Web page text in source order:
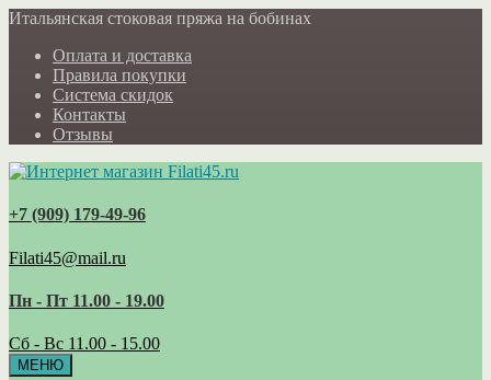
Итальянская стоковая пряжа на бобинах
Оплата и доставка
Правила покупки
Система скидок
Контакты
Отзывы
+7 (909) 179‑49-96
Filati45@mail.ru
Пн - Пт 11.00 - 19.00
Сб - Вс 11.00 - 15.00
МЕНЮ